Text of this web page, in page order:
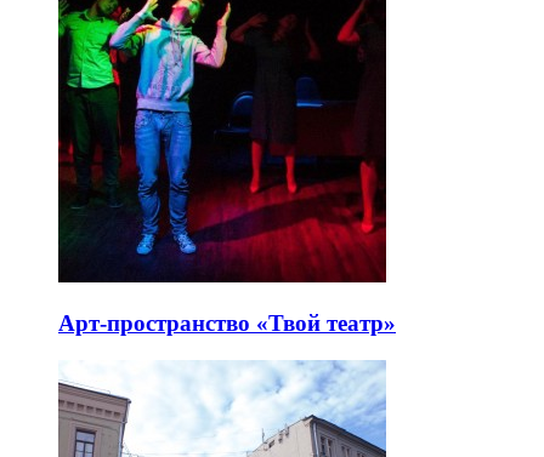
Арт-пространство «Твой театр»